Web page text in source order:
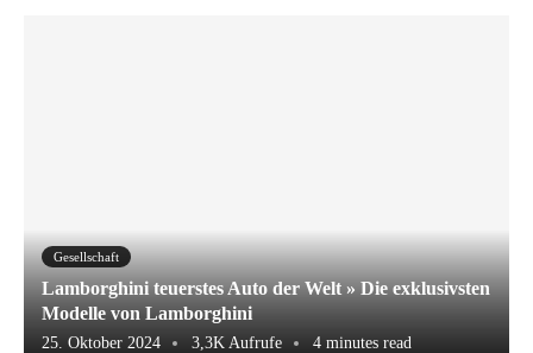
Gesellschaft
Lamborghini teuerstes Auto der Welt » Die exklusivsten
Modelle von Lamborghini
25. Oktober 2024 3,3K Aufrufe 4 minutes read